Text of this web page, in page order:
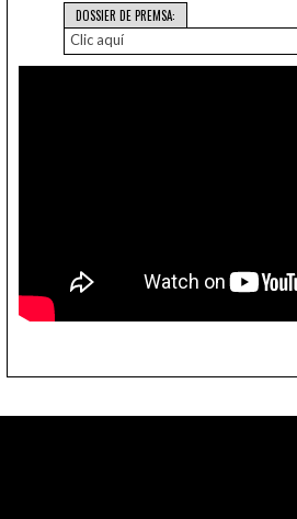
DOSSIER DE PREMSA:
Clic aquí